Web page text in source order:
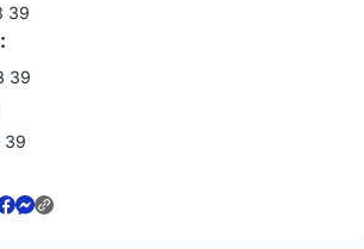
39
39
39